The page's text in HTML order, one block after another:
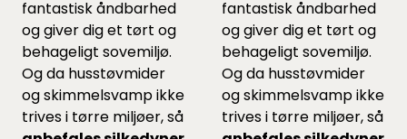
fantastisk åndbarhed
og giver dig et tørt og
behageligt sovemiljø.
Og da husstøvmider
og skimmelsvamp ikke
trives i tørre miljøer, så
fantastisk åndbarhed
og giver dig et tørt og
behageligt sovemiljø.
Og da husstøvmider
og skimmelsvamp ikke
trives i tørre miljøer, så